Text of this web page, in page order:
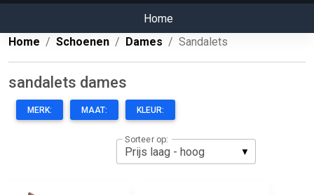
Home
Home
Schoenen Dames Sandalets
sandalets dames
MERK: MAAT: KLEUR:
Sorteer op: